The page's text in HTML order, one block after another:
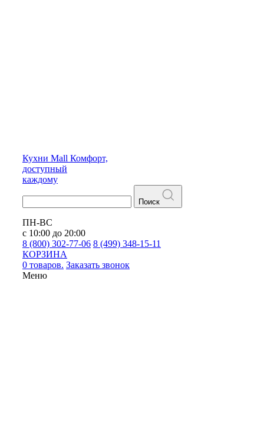
Кухни Mall Комфорт,
доступный
каждому
Поиск
ПН-ВС
с 10:00 до 20:00
8 (800) 302-77-06 8 (499) 348-15-11
КОРЗИНА
0 товаров. Заказать звонок
Меню